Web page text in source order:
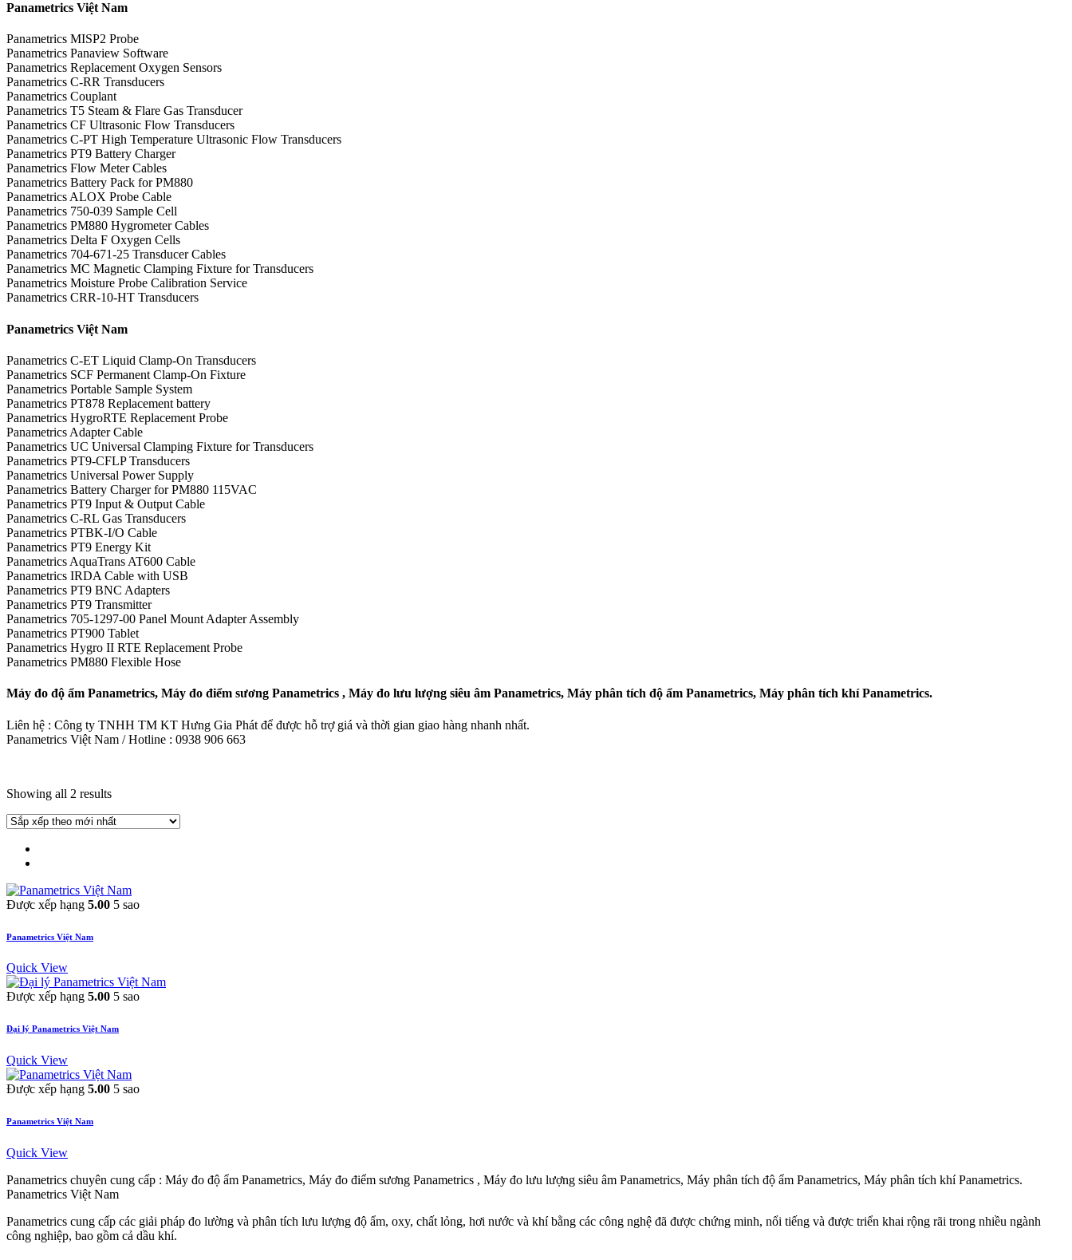
Panametrics Việt Nam
Panametrics MISP2 Probe
Panametrics Panaview Software
Panametrics Replacement Oxygen Sensors
Panametrics C-RR Transducers
Panametrics Couplant
Panametrics T5 Steam & Flare Gas Transducer
Panametrics CF Ultrasonic Flow Transducers
Panametrics C-PT High Temperature Ultrasonic Flow Transducers
Panametrics PT9 Battery Charger
Panametrics Flow Meter Cables
Panametrics Battery Pack for PM880
Panametrics ALOX Probe Cable
Panametrics 750-039 Sample Cell
Panametrics PM880 Hygrometer Cables
Panametrics Delta F Oxygen Cells
Panametrics 704-671-25 Transducer Cables
Panametrics MC Magnetic Clamping Fixture for Transducers
Panametrics Moisture Probe Calibration Service
Panametrics CRR-10-HT Transducers
Panametrics Việt Nam
Panametrics C-ET Liquid Clamp-On Transducers
Panametrics SCF Permanent Clamp-On Fixture
Panametrics Portable Sample System
Panametrics PT878 Replacement battery
Panametrics HygroRTE Replacement Probe
Panametrics Adapter Cable
Panametrics UC Universal Clamping Fixture for Transducers
Panametrics PT9-CFLP Transducers
Panametrics Universal Power Supply
Panametrics Battery Charger for PM880 115VAC
Panametrics PT9 Input & Output Cable
Panametrics C-RL Gas Transducers
Panametrics PTBK-I/O Cable
Panametrics PT9 Energy Kit
Panametrics AquaTrans AT600 Cable
Panametrics IRDA Cable with USB
Panametrics PT9 BNC Adapters
Panametrics PT9 Transmitter
Panametrics 705-1297-00 Panel Mount Adapter Assembly
Panametrics PT900 Tablet
Panametrics Hygro II RTE Replacement Probe
Panametrics PM880 Flexible Hose
Máy đo độ ẩm Panametrics, Máy đo điểm sương Panametrics , Máy đo lưu lượng siêu âm Panametrics, Máy phân tích độ ẩm Panametrics, Máy phân tích khí Panametrics.
Liên hệ : Công ty TNHH TM KT Hưng Gia Phát để được hỗ trợ giá và thời gian giao hàng nhanh nhất.
Panametrics Việt Nam / Hotline : 0938 906 663
Showing all 2 results
Được xếp hạng 5.00 5 sao
Panametrics Việt Nam
Quick View
Được xếp hạng 5.00 5 sao
Đại lý Panametrics Việt Nam
Quick View
Được xếp hạng 5.00 5 sao
Panametrics Việt Nam
Quick View
Panametrics chuyên cung cấp : Máy đo độ ẩm Panametrics, Máy đo điểm sương Panametrics , Máy đo lưu lượng siêu âm Panametrics, Máy phân tích độ ẩm Panametrics, Máy phân tích khí Panametrics.
Panametrics Việt Nam
Panametrics cung cấp các giải pháp đo lường và phân tích lưu lượng độ ẩm, oxy, chất lỏng, hơi nước và khí bằng các công nghệ đã được chứng minh, nổi tiếng và được triển khai rộng rãi trong nhiều ngành
công nghiệp, bao gồm cả dầu khí.